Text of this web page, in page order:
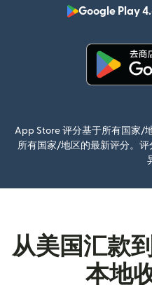
Google Play
App Store 评分基于所有国家/
所有国家/地区的最新评分。
从美国汇款
本地